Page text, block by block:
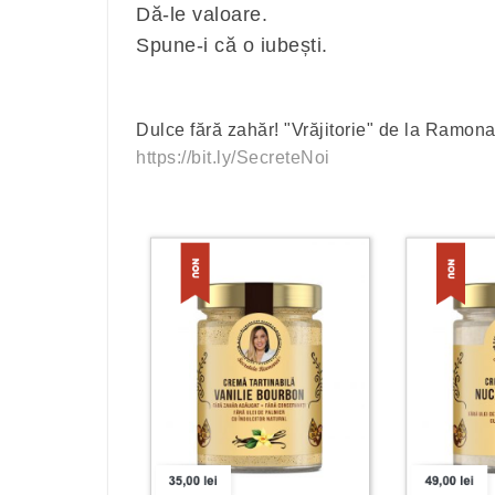
Dă-le valoare.
Spune-i că o iubești.
Dulce fără zahăr! "Vrăjitorie" de la
https://bit.ly/SecreteNoi